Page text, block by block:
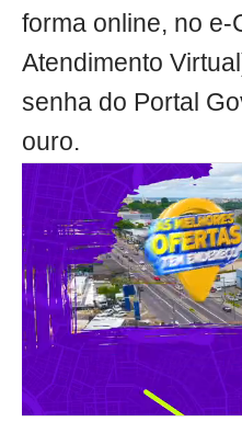
forma online, no e-
Atendimento
senha do Portal
ouro.